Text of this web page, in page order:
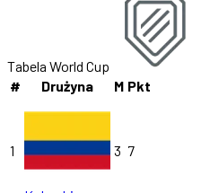
Tabela World Cup
#
Drużyna M Pkt
1 3 7